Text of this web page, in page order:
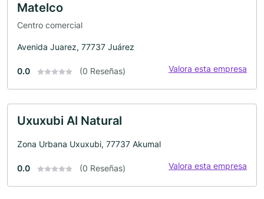
Matelco
Centro comercial
Avenida Juarez, 77737 Juárez
0.0 (0 Reseñas) Valora esta empresa
Uxuxubi Al Natural
Zona Urbana Uxuxubi, 77737 Akumal
0.0 (0 Reseñas) Valora esta empresa